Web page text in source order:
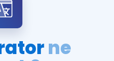
onlarca eğitim seni
ne